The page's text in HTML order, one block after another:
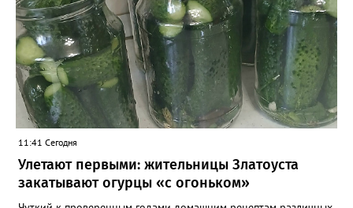
11:41 Сегодня
Улетают первыми: жительницы Златоуста
закатывают огурцы «с огоньком»